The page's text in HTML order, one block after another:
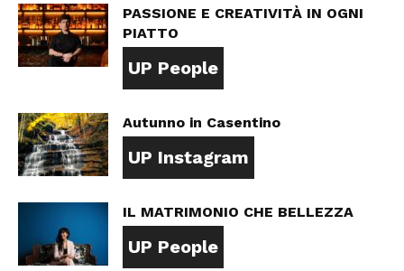
PASSIONE E CREATIVITÀ IN OGNI
PIATTO
UP People
Autunno in Casentino
UP Instagram
IL MATRIMONIO CHE BELLEZZA
UP People